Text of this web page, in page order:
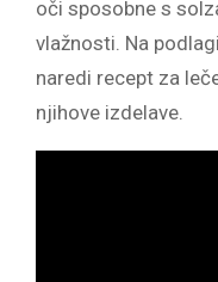
oči sposobne s
vlažnosti. Na
naredi recept za
njihove izdelave.